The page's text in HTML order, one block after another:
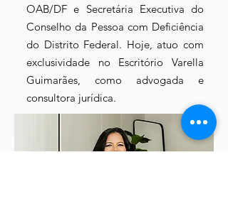
OAB/DF e Secretária Executiva do
Conselho da Pessoa com Deficiência
do Distrito Federal. Hoje, atuo com
exclusividade no Escritório Varella
Guimarães, como advogada e
consultora jurídica.